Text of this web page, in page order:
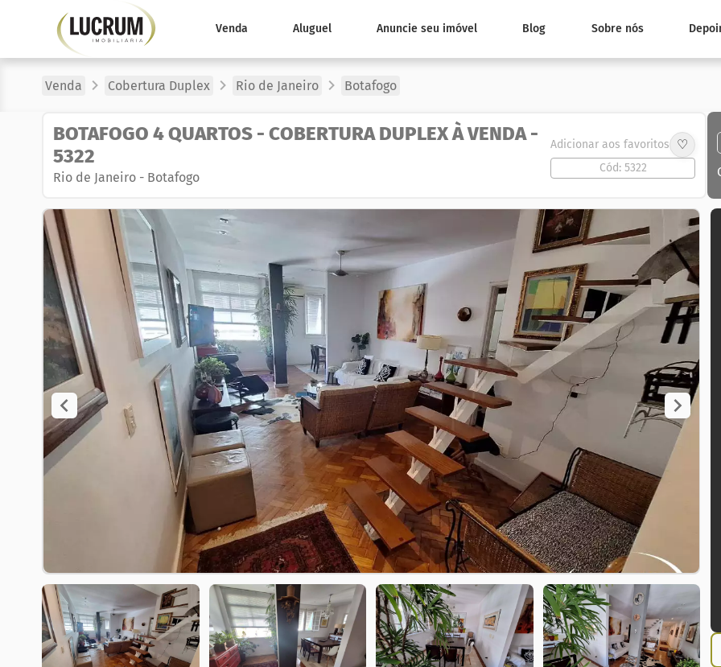
Venda Aluguel Anuncie seu imóvel Blog Sobre nós
Venda Cobertura Duplex Rio de Janeiro Botafogo
BOTAFOGO 4 QUARTOS - COBERTURA DUPLEX À VENDA -
5322
Rio de Janeiro- Botafogo
Adicionar aos favoritos ♡
Cód: 5322